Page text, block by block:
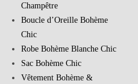
Champêtre
Boucle d’Oreille Bohème
Chic
Robe Bohème Blanche Chic
Sac Bohème Chic
Vêtement Bohème &